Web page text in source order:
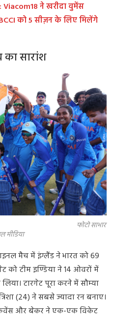
Viacom18 ने खरीदा वुमेंस
को 5 सीज़न के लिए मिलेंगे
सारांश
मीडिया
मैच में इंग्लैंड ने भारत को 69
को टीम इण्डिया ने 14 ओवरों में
टारगेट पूरा करने में सौम्या
(24) ने सबसे ज्यादा रन बनाए।
और बेकर ने एक-एक विकेट